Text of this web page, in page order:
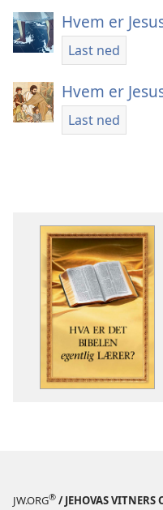
Hvem er
Last ned
Hvem er
Last ned
JW.ORG® / JEHOVAS VITNERS